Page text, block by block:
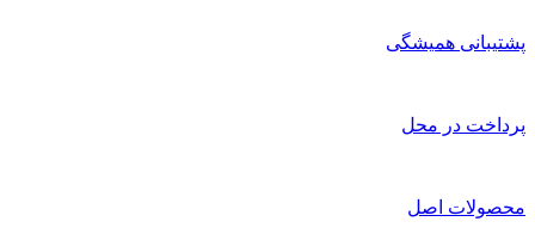
پشتیبانی همیشگی
پرداخت در محل
محصولات اصل